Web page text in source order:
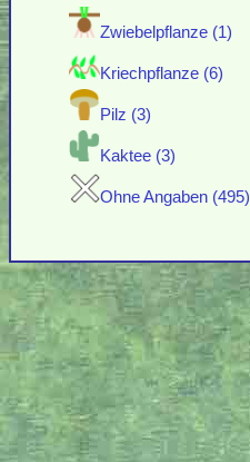
Zwiebelpflanze (1)
Kriechpflanze (6)
Pilz (3)
Kaktee (3)
Ohne Angaben (495)